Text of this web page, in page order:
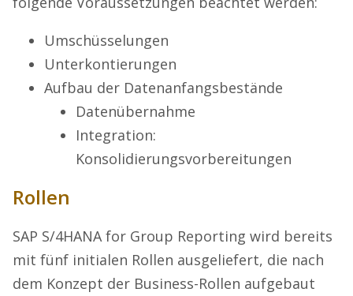
Umschüsselungen
Unterkontierungen
Aufbau der Datenanfangsbestände
Datenübernahme
Integration:
Konsolidierungsvorbereitungen
Rollen
SAP S/4HANA for Group Reporting wird bereits
mit fünf initialen Rollen ausgeliefert, die nach
dem Konzept der Business-Rollen aufgebaut